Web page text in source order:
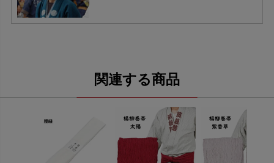
関連する商品